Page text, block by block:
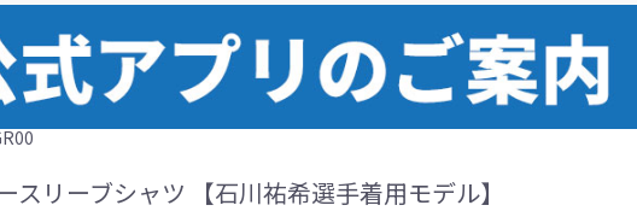
リーブシャツ 【石川祐希選手着用モデル】